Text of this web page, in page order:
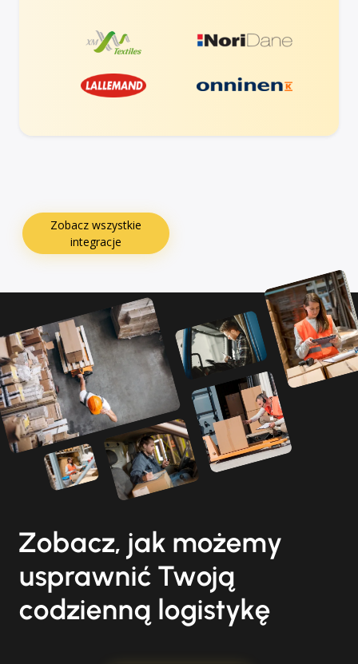
Zobacz wszystkie
integracje
Zobacz, jak możemy
usprawnić Twoją
codzienną logistykę